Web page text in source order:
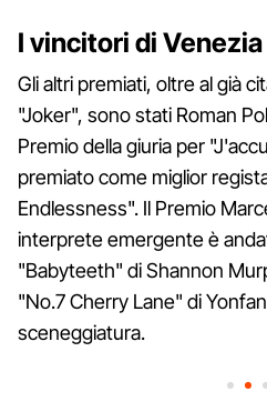
I vincitori di
Gli altri premiati, oltre al già
"Joker", sono stati Roman
Premio della giuria per
premiato come miglior
Endlessness". Il Premio
interprete emergente è
"Babyteeth" di Shannon
"No.7 Cherry Lane" di
sceneggiatura.